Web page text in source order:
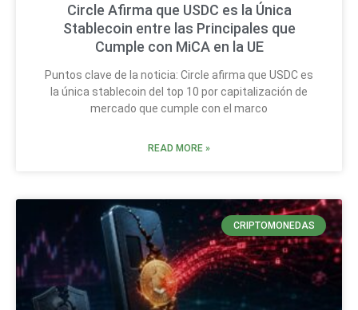
Circle Afirma que USDC es la Única
Stablecoin entre las Principales que
Cumple con MiCA en la UE
Puntos clave de la noticia: Circle afirma que USDC es
la única stablecoin del top 10 por capitalización de
mercado que cumple con el marco
READ MORE »
CRIPTOMONEDAS